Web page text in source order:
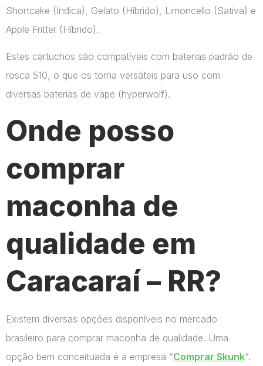
Shortcake (Indica), Gelato (Híbrido), Limoncello (Sativa) e
Apple Fritter (Híbrido).
Estes cartuchos são compatíveis com baterias padrão de
rosca 510, o que os torna versáteis para uso com
diversas baterias de vape​ (hyperwolf)​.
Onde posso
comprar
maconha de
qualidade em
Caracaraí – RR?
Existem diversas opções disponíveis no mercado
brasileiro para comprar maconha de qualidade. Uma
opção bem conceituada é a empresa “Comprar Skunk“.